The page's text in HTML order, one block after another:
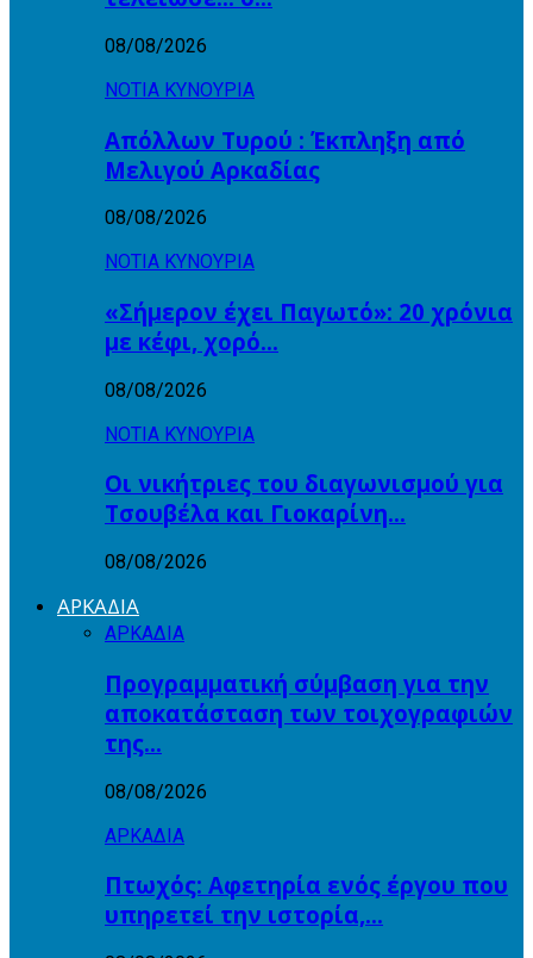
08/08/2026
ΝΟΤΙΑ ΚΥΝΟΥΡΙΑ
Απόλλων Τυρού : Έκπληξη από
Μελιγού Αρκαδίας
08/08/2026
ΝΟΤΙΑ ΚΥΝΟΥΡΙΑ
«Σήμερον έχει Παγωτό»: 20 χρόνια
με κέφι, χορό…
08/08/2026
ΝΟΤΙΑ ΚΥΝΟΥΡΙΑ
Οι νικήτριες του διαγωνισμού για
Τσουβέλα και Γιοκαρίνη…
08/08/2026
ΑΡΚΑΔΙΑ
ΑΡΚΑΔΙΑ
Προγραμματική σύμβαση για την
αποκατάσταση των τοιχογραφιών
της…
08/08/2026
ΑΡΚΑΔΙΑ
Πτωχός: Αφετηρία ενός έργου που
υπηρετεί την ιστορία,…